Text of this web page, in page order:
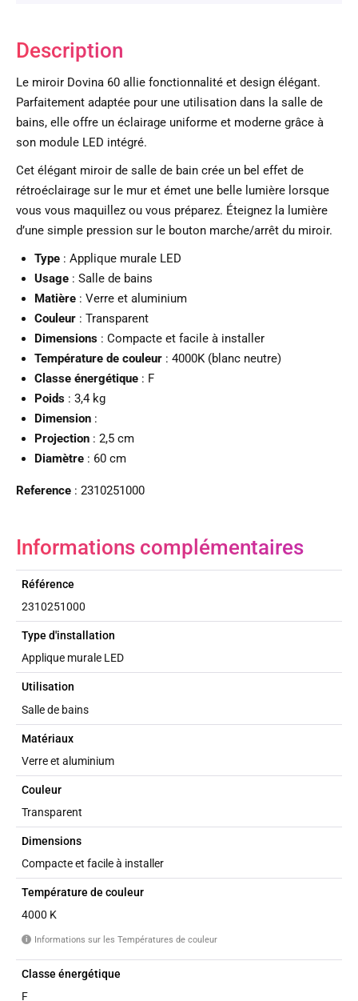
Description
Le miroir Dovina 60 allie fonctionnalité et design élégant.
Parfaitement adaptée pour une utilisation dans la salle de
bains, elle offre un éclairage uniforme et moderne grâce à
son module LED intégré.
Cet élégant miroir de salle de bain crée un bel effet de
rétroéclairage sur le mur et émet une belle lumière lorsque
vous vous maquillez ou vous préparez. Éteignez la lumière
d’une simple pression sur le bouton marche/arrêt du miroir.
Type: Applique murale LED
Usage: Salle de bains
Matière: Verre et aluminium
Couleur: Transparent
Dimensions: Compacte et facile à installer
Température de couleur: 4000K (blanc neutre)
Classe énergétique: F
Poids: 3,4 kg
Dimension:
Projection: 2,5 cm
Diamètre: 60 cm
Reference : 2310251000
Informations complémentaires
Référence
2310251000
Type d'installation
Applique murale LED
Utilisation
Salle de bains
Matériaux
Verre et aluminium
Couleur
Transparent
Dimensions
Compacte et facile à installer
Température de couleur
4000 K
i Informations sur les Températures de couleur
Classe énergétique
F